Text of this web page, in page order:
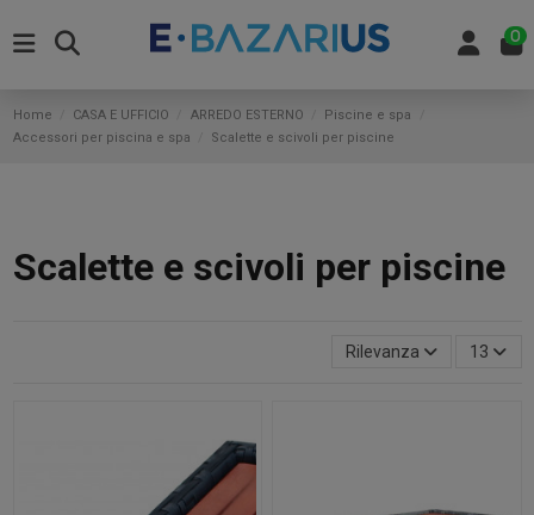
0
Home CASA E UFFICIO ARREDO ESTERNO
Piscine e spa
Accessori per piscina e spa
Scalette e scivoli per piscine
Scalette e scivoli per piscine
Rilevanza 13